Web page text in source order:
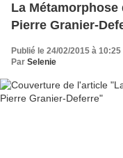
La Métamorphose
Pierre Granier-
Publié le 24/02/2015 à 10:25
Par Selenie